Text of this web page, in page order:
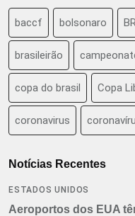
baccf bolsonaro
brasileirão
copa do brasil Copa
coronavirus
Notícias Recentes
ESTADOS UNIDOS
Aeroportos dos EUA